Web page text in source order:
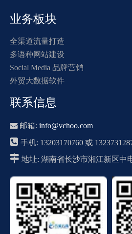
业务板块
全渠道流量打造
多语种网站建设
Social Media 品牌营销
外贸大数据软件
联系信息
 邮箱: info@vchoo.com
 手机: 13203170760 或
 地址: 湖南省长沙市湘江新区中